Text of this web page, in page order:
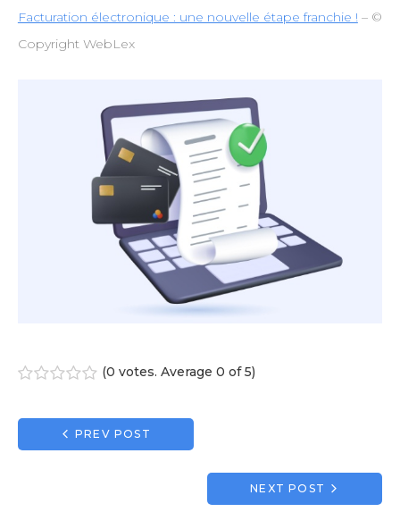
Facturation électronique : une nouvelle étape franchie !– ©
Copyright WebLex
(0 votes. Average 0 of 5)
Navigation
de
PREV POST
NEXT POST